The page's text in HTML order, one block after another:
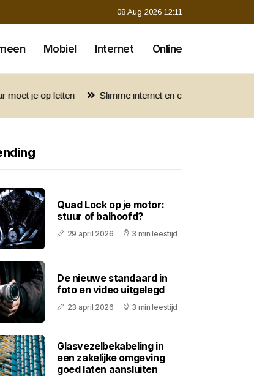
08 Aug 2026 12:11
Mobiel Internet Online
Slimme internet en communicatie voor 4x4 trips
Quad Lock op je motor:
stuur of balhoofd?
29 april 2026 3 min leestijd
De nieuwe standaard in
foto en video uitgelegd
23 april 2026 3 min leestijd
Glasvezelbekabeling in
een zakelijke omgeving
goed laten aansluiten